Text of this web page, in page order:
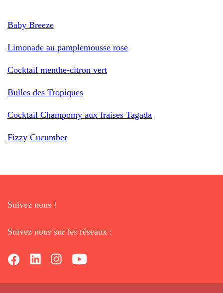
Baby Breeze
Limonade au pamplemousse rose
Cocktail menthe-citron vert
Bulles des Tropiques
Cocktail Champomy aux fraises Tagada
Fizzy Cucumber
Suivez nous !
Suivez nous sur les réseaux :